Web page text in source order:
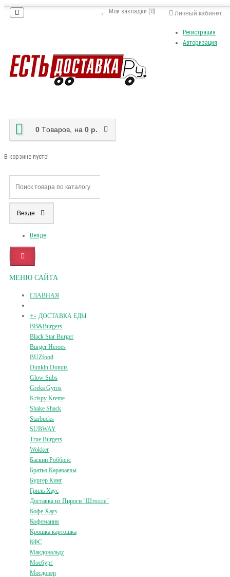
Личный кабинет
Регистрация
Авторизация
Мои закладки (0)
0 Tоваров, на 0 р.
В корзине пусто!
Везде
Везде
МЕНЮ САЙТА
ГЛАВНАЯ
+- ДОСТАВКА ЕДЫ
BB&Burgers
Black Star Burger
Burger Heroes
BUZfood
Dunkin Donuts
Glow Subs
Greka Gyros
Krispy Kreme
Shake Shack
Starbucks
SUBWAY
True Burgers
Wokker
Баскин Роббинс
Братья Караваевы
Бургер Кинг
Гриль Хаус
Доставка из Пироги "Штолле"
Кофе Хауз
Кофемания
Крошка картошка
КФС
Макдональдс
Мосбург
Мосдонер